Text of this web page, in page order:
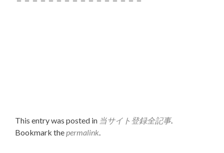
This entry was posted in 当サイト登録全記事.
Bookmark thepermalink.